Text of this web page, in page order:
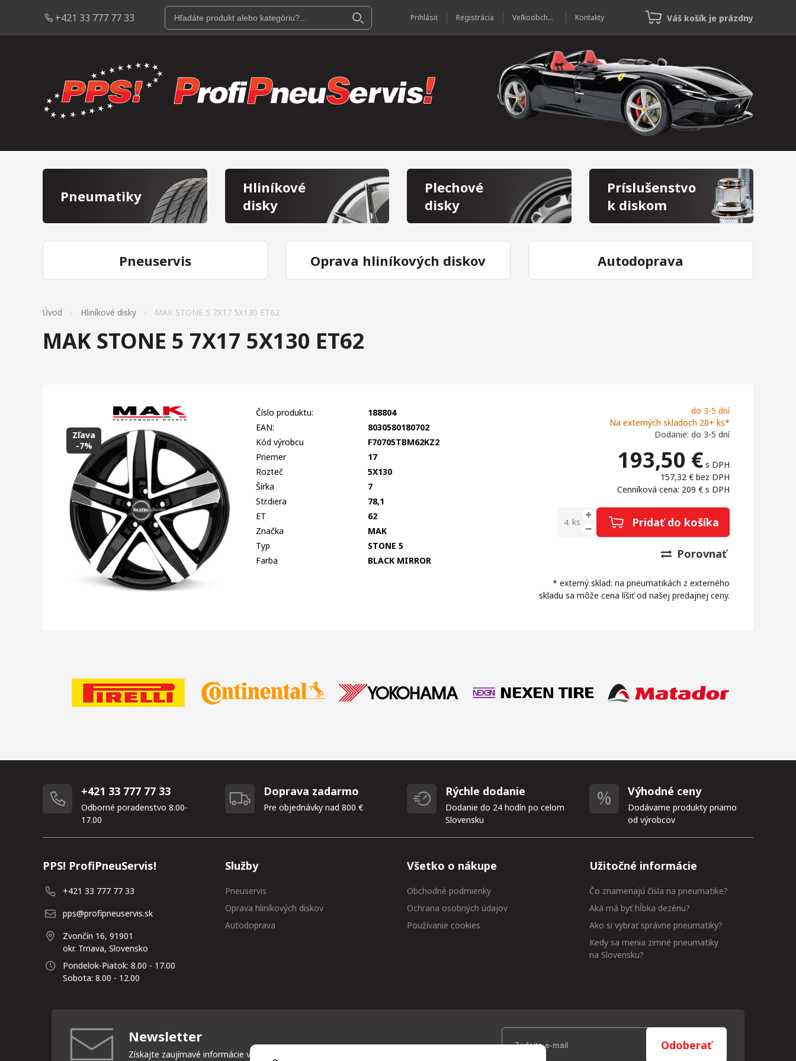
+421 33 777 77 33 Prihlásiť Registrácia Veľkoobchod Kontakty Váš košík je prázdny
Pneumatiky
Hliníkové
disky
Plechové
disky
Príslušenstvo
k diskom
Pneuservis Oprava hliníkových diskov Autodoprava
Úvod Hliníkové disky MAK STONE 5 7X17 5X130 ET62
MAK STONE 5 7X17 5X130 ET62
Zľava
-7%
do 3-5 dní
Na externých skladoch 20+ ks*
Dodanie: do 3-5 dní
193,50 € s DPH
157,32 € bez DPH
Cenníková cena: 209 € s DPH
ks Pridať do košíka
Porovnať
* externý sklad: na pneumatikách z externého
skladu sa môže cena líšiť od našej predajnej ceny.
Číslo produktu:
188804
EAN:
8030580180702
Kód výrobcu
F70705TBM62KZ2
Priemer
17
Rozteč
5X130
Šírka
7
Str.diera
78,1
ET
62
Značka
MAK
Typ
STONE 5
Farba
BLACK MIRROR
+421 33 777 77 33
Odborné poradenstvo 8.00-
17.00
Doprava zadarmo
Pre objednávky nad 800 €
Rýchle dodanie
Dodanie do 24 hodín po celom
Slovensku
Výhodné ceny
Dodávame produkty priamo
od výrobcov
PPS! ProfiPneuServis!
+421 33 777 77 33
pps@profipneuservis.sk
Zvončín 16, 91901
okr. Trnava, Slovensko
Pondelok-Piatok: 8.00 - 17.00
Sobota: 8.00 - 12.00
Služby
Pneuservis
Oprava hliníkových diskov
Autodoprava
Všetko o nákupe
Obchodné podmienky
Ochrana osobných údajov
Používanie cookies
Užitočné informácie
Čo znamenajú čísla na pneumatike?
Aká má byť hĺbka dezénu?
Ako si vybrať správne pneumatiky?
Kedy sa menia zimné pneumatiky
na Slovensku?
Newsletter
Získajte zaujímavé informácie vždy medzi prvými
Odoberať